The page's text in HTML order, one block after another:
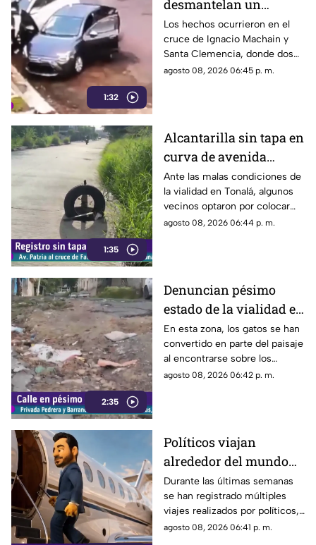
1:32
desmantelan un
vehículo a plena luz del
día en Guadalajara
Los hechos ocurrieron en el
cruce de Ignacio Machain y
Santa Clemencia, donde dos
sujetos fueron captados
agosto 08, 2026 06:45 p. m.
1:35
Alcantarilla sin tapa en
curva de avenida
Patria
Ante las malas condiciones de
la vialidad en Tonalá, algunos
vecinos optaron por colocar
una llanta como señalamiento
agosto 08, 2026 06:44 p. m.
2:35
Denuncian pésimo
estado de la vialidad en
Privada Pedrera y
Barrancones
En esta zona, los gatos se han
convertido en parte del paisaje
al encontrarse sobre los
techos y las puertas de las
agosto 08, 2026 06:42 p. m.
Políticos viajan
alrededor del mundo
sin ninguna
preocupación
Durante las últimas semanas
se han registrado múltiples
viajes realizados por políticos,
sin que hasta el momento
agosto 08, 2026 06:41 p. m.